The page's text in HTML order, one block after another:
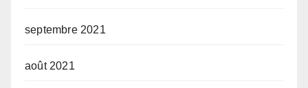
septembre 2021
août 2021